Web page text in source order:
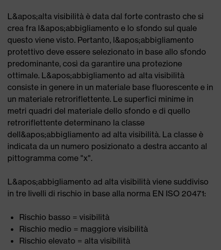
L&apos;alta visibilità è data dal forte contrasto che si
crea fra l&apos;abbigliamento e lo sfondo sul quale
questo viene visto. Pertanto, l&apos;abbigliamento
protettivo deve essere selezionato in base allo sfondo
predominante, così da garantire una protezione
ottimale. L&apos;abbigliamento ad alta visibilità
consiste in genere in un materiale base fluorescente e in
un materiale retroriflettente. Le superfici minime in
metri quadri del materiale dello sfondo e di quello
retroriflettente determinano la classe
dell&apos;abbigliamento ad alta visibilità. La classe è
indicata da un numero posizionato a destra accanto al
pittogramma come "x".
L&apos;abbigliamento ad alta visibilità viene suddiviso
in tre livelli di rischio in base alla norma EN ISO 20471:
Rischio basso = visibilità
Rischio medio = maggiore visibilità
Rischio elevato = alta visibilità